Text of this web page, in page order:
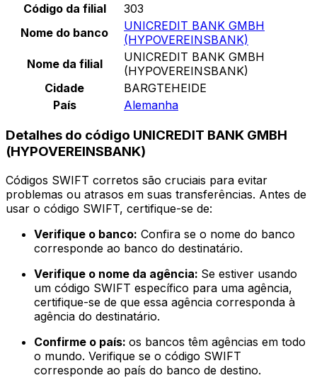
Código da filial
303
Nome do banco
UNICREDIT BANK GMBH
(HYPOVEREINSBANK)
Nome da filial
UNICREDIT BANK GMBH
(HYPOVEREINSBANK)
Cidade
BARGTEHEIDE
País
Alemanha
Detalhes do código UNICREDIT BANK GMBH
(HYPOVEREINSBANK)
Códigos SWIFT corretos são cruciais para evitar
problemas ou atrasos em suas transferências. Antes de
usar o código SWIFT, certifique-se de:
Verifique o banco: Confira se o nome do banco
corresponde ao banco do destinatário.
Verifique o nome da agência: Se estiver usando
um código SWIFT específico para uma agência,
certifique-se de que essa agência corresponda à
agência do destinatário.
Confirme o país: os bancos têm agências em todo
o mundo. Verifique se o código SWIFT
corresponde ao país do banco de destino.